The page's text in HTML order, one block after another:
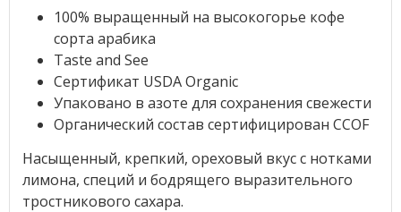
100% выращенный на высокогорье кофе
сорта арабика
Taste and See
Сертификат USDA Organic
Упаковано в азоте для сохранения свежести
Органический состав сертифицирован CCOF
Насыщенный, крепкий, ореховый вкус с нотками
лимона, специй и бодрящего выразительного
тростникового сахара.